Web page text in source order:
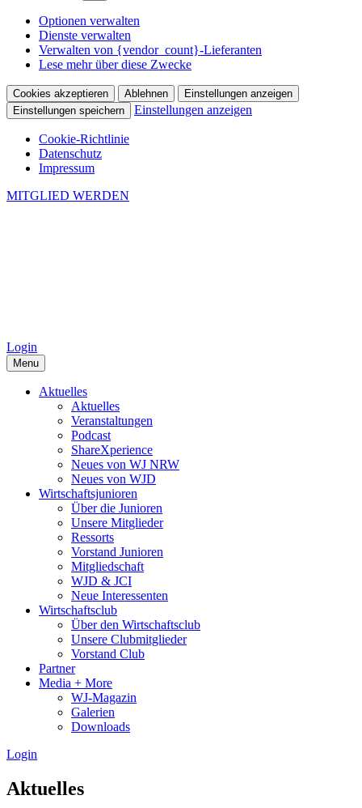
Optionen verwalten
Dienste verwalten
Verwalten von {vendor_count}-Lieferanten
Lese mehr über diese Zwecke
Cookies akzeptieren Ablehnen
Einstellungen anzeigen
Einstellungen speichern
Einstellungen anzeigen
Cookie-Richtlinie
Datenschutz
Impressum
MITGLIED WERDEN
Login
Menu
Aktuelles
Aktuelles
Veranstaltungen
Podcast
ShareXperience
Neues von WJ NRW
Neues von WJD
Wirtschaftsjunioren
Über die Junioren
Unsere Mitglieder
Ressorts
Vorstand Junioren
Mitgliedschaft
WJD & JCI
Neue Interessenten
Wirtschaftsclub
Über den Wirtschaftsclub
Unsere Clubmitglieder
Vorstand Club
Partner
Media + More
WJ-Magazin
Galerien
Downloads
Login
Aktuelles